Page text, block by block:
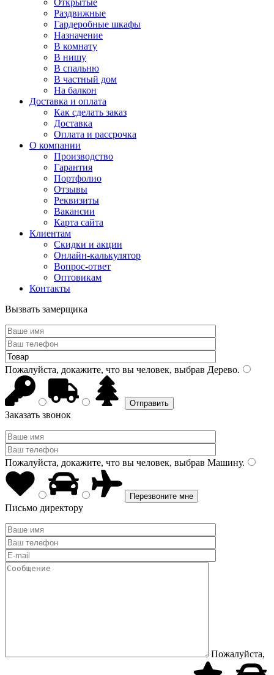
Открытые
Раздвижные
Гардеробные шкафы
Назначение
В комнату
В нишу
В спальню
В частный дом
На балкон
Доставка и оплата
Как сделать заказ
Доставка
Оплата и рассрочка
О компании
Производство
Гарантия
Портфолио
Отзывы
Реквизиты
Вакансии
Карта сайта
Клиентам
Скидки и акции
Онлайн-калькулятор
Вопрос-ответ
Оптовикам
Контакты
Вызвать замерщика
Пожалуйста, докажите, что вы человек, выбрав Дерево.
Заказать звонок
Пожалуйста, докажите, что вы человек, выбрав Машину.
Письмо директору
Пожалуйста,